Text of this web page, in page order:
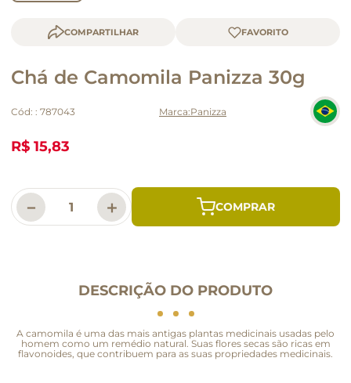
COMPARTILHAR
Chá de Camomila Panizza 30g
Cód: : 787043 Panizza
R$ 15,83
＋
－
DESCRIÇÃO DO PRODUTO
A camomila é uma das mais antigas plantas medicinais usadas pelo
homem como um remédio natural. Suas flores secas são ricas em
flavonoides, que contribuem para as suas propriedades medicinais.